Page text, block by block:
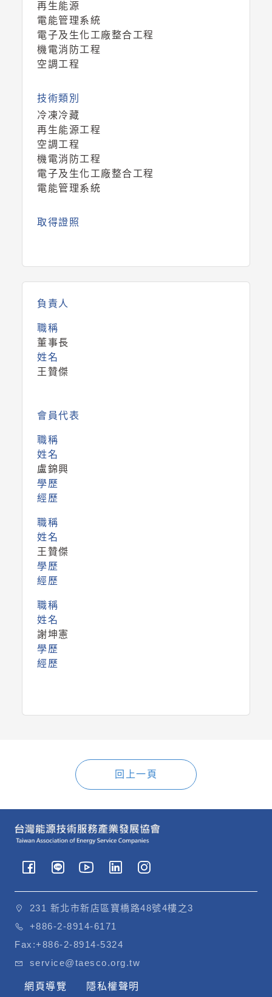
再生能源
電能管理系統
電子及生化工廠整合工程
機電消防工程
空調工程
技術類別
冷凍冷藏
再生能源工程
空調工程
機電消防工程
電子及生化工廠整合工程
電能管理系統
取得證照
負責人
職稱
董事長
姓名
王贊傑
會員代表
職稱
姓名
盧錦興
學歷
經歷
職稱
姓名
王贊傑
學歷
經歷
職稱
姓名
謝坤憲
學歷
經歷
回上一頁
231 新北市新店區寶橋路48號4樓之3
+886-2-8914-6171
Fax:+886-2-8914-5324
service@taesco.org.tw
網頁導覽 隱私權聲明